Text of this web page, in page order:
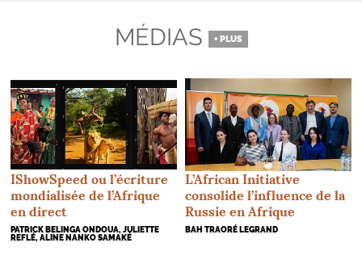
MÉDIAS + PLUS
IShowSpeed ou l’écriture
mondialisée de l’Afrique
en direct
PATRICK BELINGA ONDOUA, JULIETTE
REFLÉ, ALINE NANKO SAMAKÉ
L’African Initiative
consolide l’influence de la
Russie en Afrique
BAH TRAORÉ LEGRAND